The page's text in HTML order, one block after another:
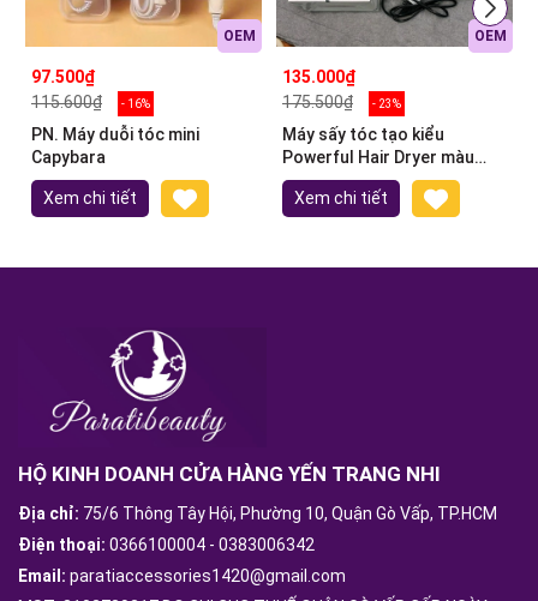
OEM
97.500₫
115.600₫
- 16%
PN. Máy duỗi tóc mini
Capybara
Xem chi tiết
OEM
135.000₫
175.500₫
- 23%
Máy sấy tóc tạo kiểu
Powerful Hair Dryer màu
trắng
Xem chi tiết
HỘ KINH DOANH CỬA HÀNG YẾN TRANG NHI
Địa chỉ: 75/6 Thông Tây Hội, Phường 10, Quận Gò Vấp, TP.HCM
Điện thoại: 0366100004 - 0383006342
Email: paratiaccessories1420@gmail.com